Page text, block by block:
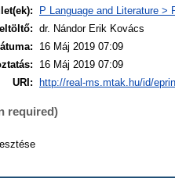
P Language and Literature >
dr. Nándor Erik Kovács
16 Máj 2019 07:09
16 Máj 2019 07:09
URI:
http://real-ms.mtak.hu/id/
required)